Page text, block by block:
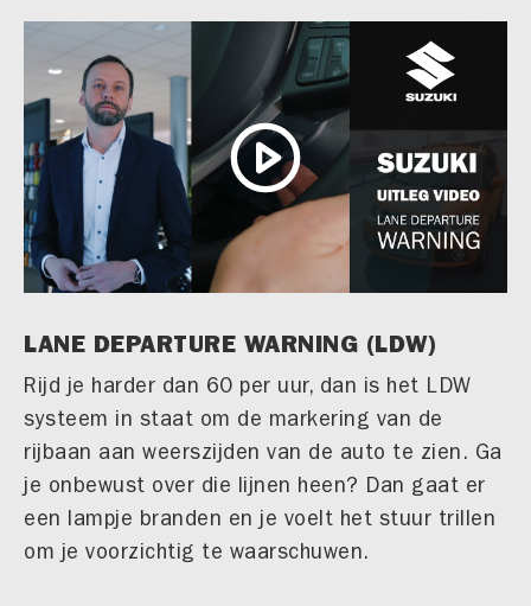
LANE DEPARTURE WARNING (LDW)
Rijd je harder dan 60 per uur, dan is het LDW
systeem in staat om de markering van de
rijbaan aan weerszijden van de auto te zien. Ga
je onbewust over die lijnen heen? Dan gaat er
een lampje branden en je voelt het stuur trillen
om je voorzichtig te waarschuwen.